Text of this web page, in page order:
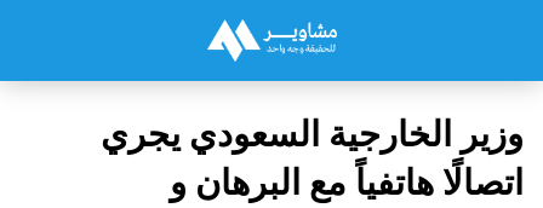
وزير الخارجية السعودي يجري
اتصالًا هاتفياً مع البرهان و